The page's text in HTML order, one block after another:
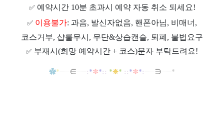
✅ 예약시간 10분 초과시 예약 자동 취소 되세요!
✅ 이용불가: 과음, 발신자없음, 핸폰아님, 비매너,
코스거부, 샵룰무시, 무단&상습캔슬, 퇴폐, 불법요구
✅ 부재시(희망 예약시간 + 코스)문자 부탁드려요!
✿*──∈──: *✼* :: *❉* :: *✼* :──∋──*